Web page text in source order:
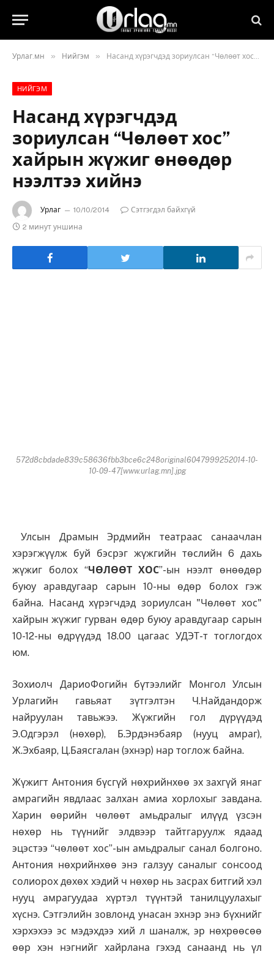
Урлаг.мн » Нийгэм » Насанд хүрэгчдэд зориулсан “Чөлөөт хос” хайрын жүжиг өнөөдөр нээлтээ хийнэ
НИЙГЭМ
Насанд хүрэгчдэд
зориулсан “Чөлөөт хос”
хайрын жүжиг өнөөдөр
нээлтээ хийнэ
Урлаг 10/10/2014
Сэтгэгдэл байхгүй
2 минут уншина
572d8cbdade839c58636fbb3bce6c248original6047999252014-10-
10-09-47[www.urlag.mn].jpg
Улсын Драмын Эрдмийн театраас санаачлан
хэрэгжүүлж буй бэсрэг жүжгийн төслийн 6 дахь
жүжиг болох “ЧӨЛӨӨТ ХОС”-ын нээлт өнөөдөр
буюу аравдугаар сарын 10-ны өдөр болох гэж
байна. Насанд хүрэгчдэд зориулсан "Чөлөөт хос"
хайрын жүжиг гурван өдөр буюу аравдугаар сарын
10-12-ны өдрүүдэд 18.00 цагаас УДЭТ-т тоглогдох
юм.
Зохиолч ДариоФогийн бүтээлийг Монгол Улсын
Урлагийн гавьяат зүтгэлтэн Ч.Найдандорж
найруулан тавьжээ. Жүжгийн гол дүрүүдэд
Э.Одгэрэл (нөхөр), Б.Эрдэнэбаяр (нууц амраг),
Ж.Эхбаяр, Ц.Баясгалан (эхнэр) нар тоглож байна.
Жүжигт Антония бүсгүй нөхрийнхөө эх захгүй янаг
амрагийн явдлаас залхан амиа хорлохыг завдана.
Харин өөрийн чөлөөт амьдралыг илүүд үзсэн
нөхөр нь түүнийг элдвээр тайтгаруулж ядаад
эцэстээ “чөлөөт хос”-ын амьдралыг санал болгоно.
Антония нөхрийнхөө энэ галзуу саналыг сонсоод
солиорох дөхөх хэдий ч нөхөр нь засрах битгий хэл
нууц амрагуудаа хүртэл түүнтэй танилцуулахыг
хүснэ. Сэтгэлийн зовлонд унасан эхнэр энэ бүхнийг
хэрхэхээ эс мэдэхдээ хий л шаналж, эр нөхрөөсөө
өөр хэн нэгнийг хайрлана гэхэд санаанд нь үл